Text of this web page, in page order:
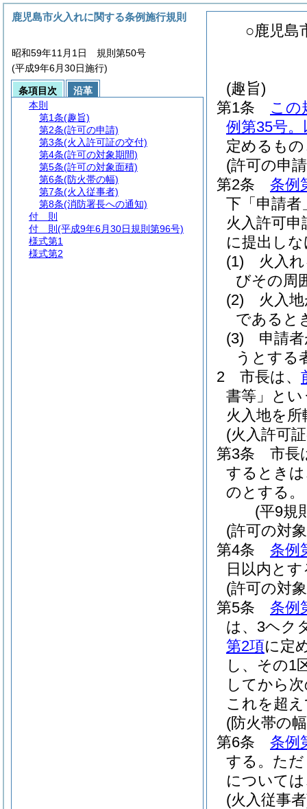
○鹿児島
(趣旨)
第1条
この
例第35号
定めるも
(許可の申
第2条
条例
下「申請
火入許可申
に提出し
(1)
火入
びその周
(2)
火入
であると
(3)
申請
うとする
2
市長は、
書等」とい
火入地を
(火入許可
第3条
市長
するとき
のとする。
(平9規
(許可の対
第4条
条例
日以内と
(許可の対
第5条
条例
は、3ヘク
第2項に定
し、その1
してから
これを超
(防火帯の
第6条
条例
する。 た
について
(火入従事
鹿児島市火入れに関する条例施行規則
昭和59年11月1日 規則第50号
(平成9年6月30日施行)
条項目次
沿革
本則
第1条(趣旨)
第2条(許可の申請)
第3条(火入許可証の交付)
第4条(許可の対象期間)
第5条(許可の対象面積)
第6条(防火帯の幅)
第7条(火入従事者)
第8条(消防署長への通知)
付 則
付 則 (平成9年6月30日規則第96号)
様式第1
様式第2